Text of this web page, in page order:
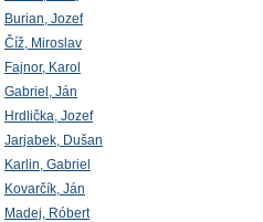
Burian, Jozef
Číž, Miroslav
Fajnor, Karol
Gabriel, Ján
Hrdlička, Jozef
Jarjabek, Dušan
Karlin, Gabriel
Kovarčík, Ján
Madej, Róbert